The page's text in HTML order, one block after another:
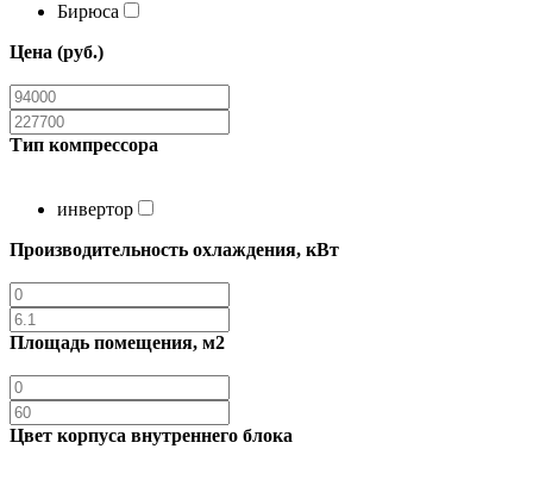
Бирюса
Цена (руб.)
Тип компрессора
инвертор
Производительность охлаждения, кВт
Площадь помещения, м2
Цвет корпуса внутреннего блока